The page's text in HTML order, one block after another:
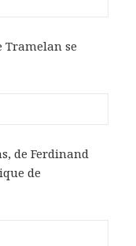
Tramelan se
de Ferdinand
de